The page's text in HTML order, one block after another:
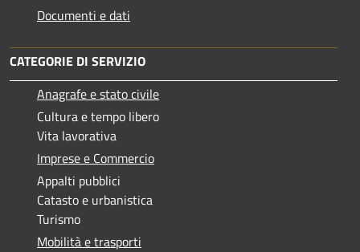
Documenti e dati
CATEGORIE DI SERVIZIO
Anagrafe e stato civile
Cultura e tempo libero
Vita lavorativa
Imprese e Commercio
Appalti pubblici
Catasto e urbanistica
Turismo
Mobilità e trasporti